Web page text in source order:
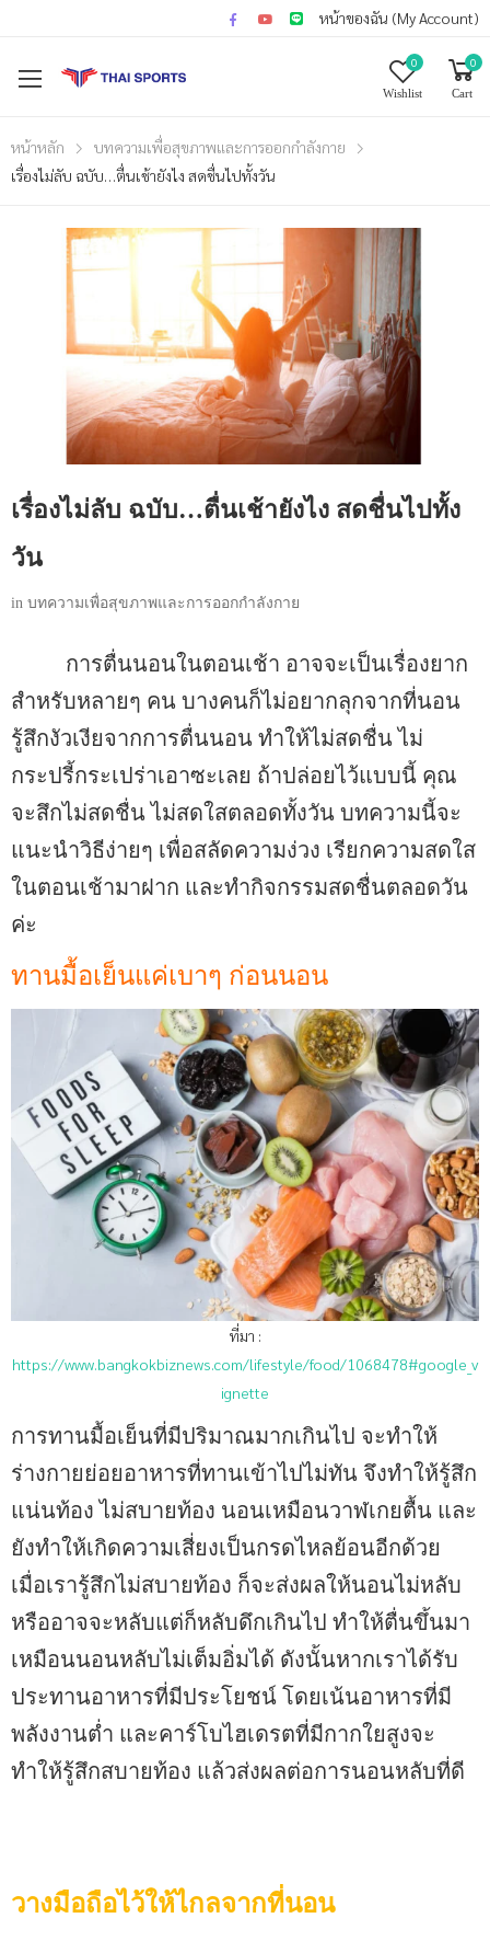
หน้าของฉัน (My Account)
0
Wishlist
0
Cart
หน้าหลัก
บทความเพื่อสุขภาพและการออกกำลังกาย
เรื่องไม่ลับ ฉบับ…ตื่นเช้ายังไง สดชื่นไปทั้งวัน
เรื่องไม่ลับ ฉบับ…ตื่นเช้ายังไง สดชื่นไปทั้ง
วัน
in บทความเพื่อสุขภาพและการออกกำลังกาย
การตื่นนอนในตอนเช้า อาจจะเป็นเรื่องยาก
สำหรับหลายๆ คน บางคนก็ไม่อยากลุกจากที่นอน
รู้สึกงัวเงียจากการตื่นนอน ทำให้ไม่สดชื่น ไม่
กระปรี้กระเปร่าเอาซะเลย ถ้าปล่อยไว้แบบนี้ คุณ
จะสึกไม่สดชื่น ไม่สดใสตลอดทั้งวัน บทความนี้จะ
แนะนำวิธีง่ายๆ เพื่อสลัดความง่วง เรียกความสดใส
ในตอนเช้ามาฝาก และทำกิจกรรมสดชื่นตลอดวัน
ค่ะ
ทานมื้อเย็นแค่เบาๆ ก่อนนอน
ที่มา :
https://www.bangkokbiznews.com/lifestyle/food/1068478#google_v
ignette
การทานมื้อเย็นที่มีปริมาณมากเกินไป จะทำให้
ร่างกายย่อยอาหารที่ทานเข้าไปไม่ทัน จึงทำให้รู้สึก
แน่นท้อง ไม่สบายท้อง นอนเหมือนวาฬเกยตื้น และ
ยังทำให้เกิดความเสี่ยงเป็นกรดไหลย้อนอีกด้วย
เมื่อเรารู้สึกไม่สบายท้อง ก็จะส่งผลให้นอนไม่หลับ
หรืออาจจะหลับแต่ก็หลับดึกเกินไป ทำให้ตื่นขึ้นมา
เหมือนนอนหลับไม่เต็มอิ่มได้ ดังนั้นหากเราได้รับ
ประทานอาหารที่มีประโยชน์ โดยเน้นอาหารที่มี
พลังงานต่ำ และคาร์โบไฮเดรตที่มีกากใยสูงจะ
ทำให้รู้สึกสบายท้อง แล้วส่งผลต่อการนอนหลับที่ดี
วางมือถือไว้ให้ไกลจากที่นอน